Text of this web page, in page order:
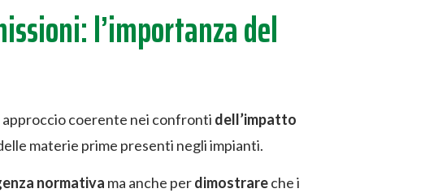
l’importanza del
coerente nei confronti dell’impatto
materie prime presenti negli impianti.
normativa ma anche perdimostrareche i